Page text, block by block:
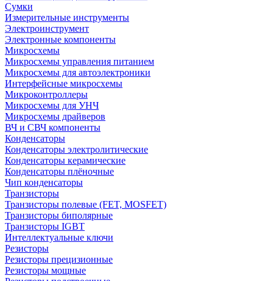
Сумки
Измерительные инструменты
Электроинструмент
Электронные компоненты
Микросхемы
Микросхемы управления питанием
Микросхемы для автоэлектроники
Интерфейсные микросхемы
Микроконтроллеры
Микросхемы для УНЧ
Микросхемы драйверов
ВЧ и СВЧ компоненты
Конденсаторы
Конденсаторы электролитические
Конденсаторы керамические
Конденсаторы плёночные
Чип конденсаторы
Транзисторы
Транзисторы полевые (FET, MOSFET)
Транзисторы биполярные
Транзисторы IGBT
Интеллектуальные ключи
Резисторы
Резисторы прецизионные
Резисторы мощные